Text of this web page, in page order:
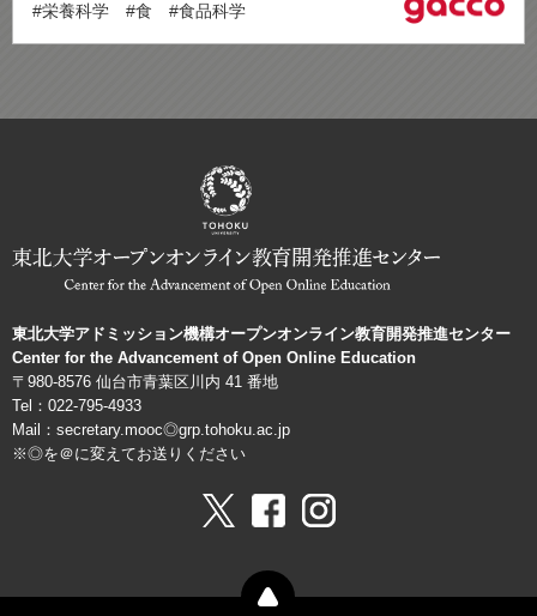
#栄養科学
#食 #食品科学
東北大学アドミッション機構オープンオンライン教育開発推進センター
Center for the Advancement of Open Online Education
〒980-8576 仙台市青葉区川内 41 番地
Tel：022-795-4933
Mail：secretary.mooc◎grp.tohoku.ac.jp
※◎を＠に変えてお送りください